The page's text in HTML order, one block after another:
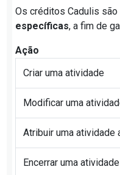
Os créditos Cadulis
específicas, a fim de
Ação
Criar uma atividade
Modificar uma
Atribuir uma atividade
Encerrar uma atividade